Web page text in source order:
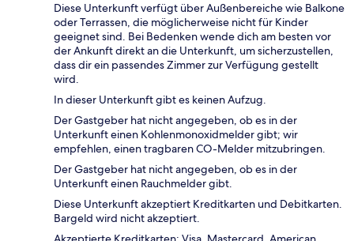
Diese Unterkunft verfügt über Außenbereiche wie Balkone
oder Terrassen, die möglicherweise nicht für Kinder
geeignet sind. Bei Bedenken wende dich am besten vor
der Ankunft direkt an die Unterkunft, um sicherzustellen,
dass dir ein passendes Zimmer zur Verfügung gestellt
wird.
In dieser Unterkunft gibt es keinen Aufzug.
Der Gastgeber hat nicht angegeben, ob es in der
Unterkunft einen Kohlenmonoxidmelder gibt; wir
empfehlen, einen tragbaren CO-Melder mitzubringen.
Der Gastgeber hat nicht angegeben, ob es in der
Unterkunft einen Rauchmelder gibt.
Diese Unterkunft akzeptiert Kreditkarten und Debitkarten.
Bargeld wird nicht akzeptiert.